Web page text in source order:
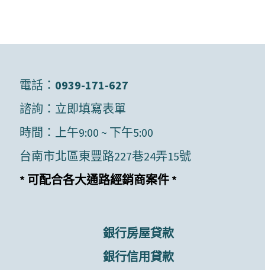
電話： 0939-171-627
諮詢： 立即填寫表單
時間：上午9:00 ~ 下午5:00
台南市北區東豐路227巷24弄15號
* 可配合各大通路經銷商案件 *
銀行房屋貸款
銀行信用貸款